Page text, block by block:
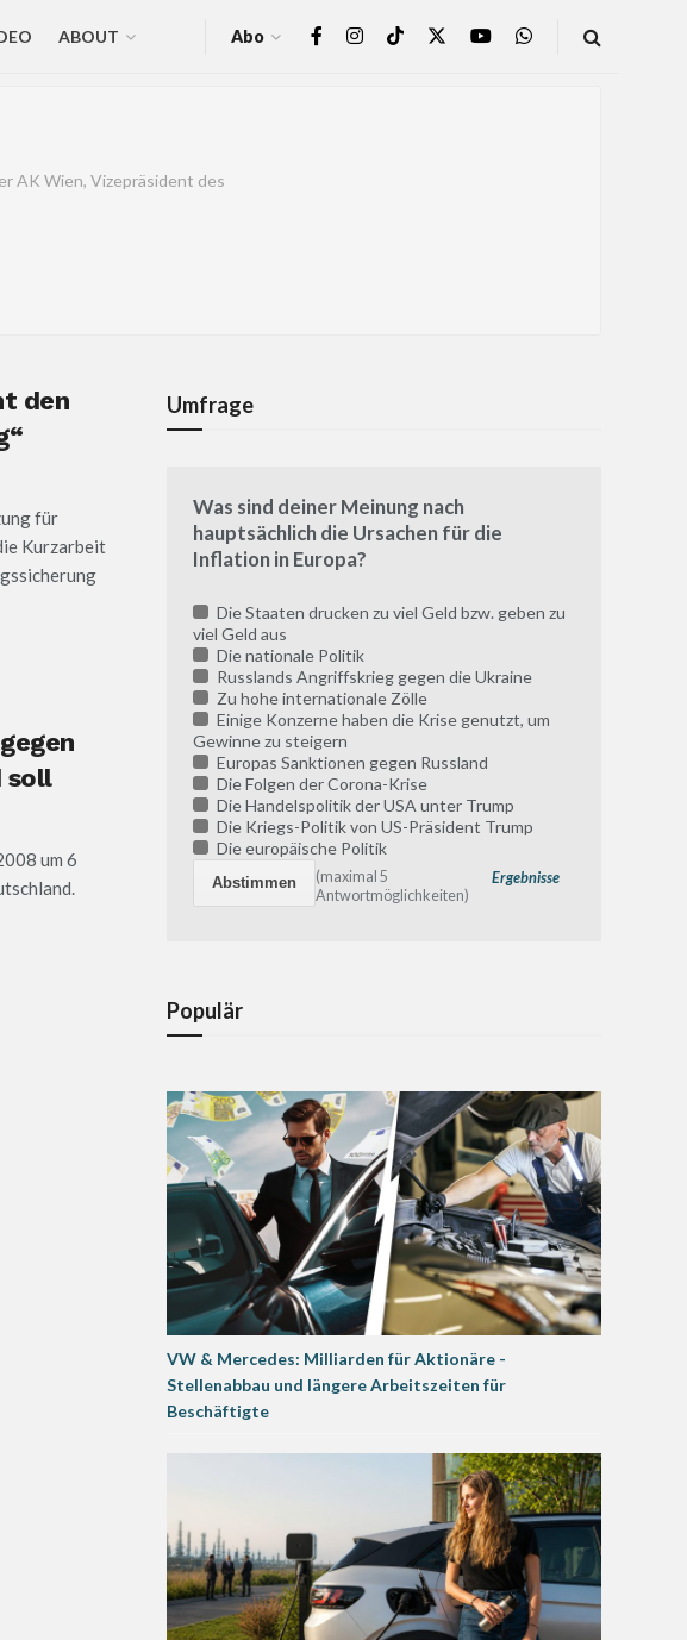
ABOUT Abo
AK Wien, Vizepräsident des
den
für
Kurzarbeit
soll
um 6
Umfrage
Was sind deiner Meinung nach
hauptsächlich die Ursachen für die
Inflation in Europa?
Die Staaten drucken zu viel Geld bzw. geben zu
viel Geld aus
Die nationale Politik
Russlands Angriffskrieg gegen die Ukraine
Zu hohe internationale Zölle
Einige Konzerne haben die Krise genutzt, um
Gewinne zu steigern
Europas Sanktionen gegen Russland
Die Folgen der Corona-Krise
Die Handelspolitik der USA unter Trump
Die Kriegs-Politik von US-Präsident Trump
Die europäische Politik
Ergebnisse
(maximal 5
Antwortmöglichkeiten)
Populär
VW & Mercedes: Milliarden für Aktionäre -
Stellenabbau und längere Arbeitszeiten für
Beschäftigte